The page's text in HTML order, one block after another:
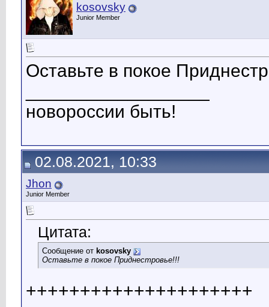
kosovsky
Junior Member
Оставьте в покое
новороссии быть!
02.08.2021, 10:33
Jhon
Junior Member
Цитата:
Сообщение от kosovsky
Оставьте в покое Приднестровье!!!
+++++++++++++++++++++